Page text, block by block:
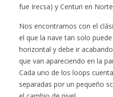
fue Irecsa) y Centuri en
Nos encontramos con el
el que la nave tan solo
horizontal y debe ir
que van apareciendo en la
Cada uno de los loops
separadas por un pequeño